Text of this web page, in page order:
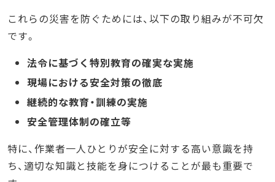
これらの災害を防ぐためには、以下の取り組みが不可欠
です。
法令に基づく特別教育の確実な実施
現場における安全対策の徹底
継続的な教育・訓練の実施
安全管理体制の確立等
特に、作業者一人ひとりが安全に対する高い意識を持
ち、適切な知識と技能を身につけることが最も重要で